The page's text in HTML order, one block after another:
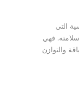
التي
فهي
والتوازن